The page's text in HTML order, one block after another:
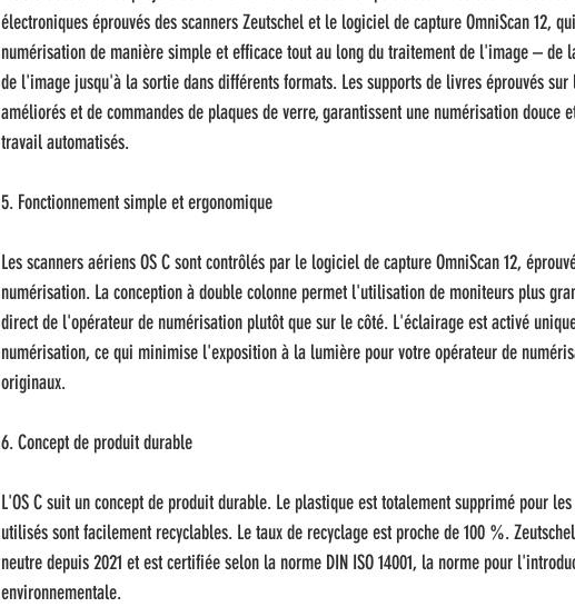
électroniques éprouvés des scanners Zeutschel et le logiciel de capture OmniScan 12,
numérisation de manière simple et efficace tout au long du traitement de l'image –
de l'image jusqu'à la sortie dans différents formats. Les supports de livres éprouvés
améliorés et de commandes de plaques de verre, garantissent une numérisation douce
travail automatisés.
5. Fonctionnement simple et ergonomique
Les scanners aériens OS C sont contrôlés par le logiciel de capture OmniScan 12,
numérisation. La conception à double colonne permet l'utilisation de moniteurs plus
direct de l'opérateur de numérisation plutôt que sur le côté. L'éclairage est activé
numérisation, ce qui minimise l'exposition à la lumière pour votre opérateur de
originaux.
6. Concept de produit durable
L'OS C suit un concept de produit durable. Le plastique est totalement supprimé pour
utilisés sont facilement recyclables. Le taux de recyclage est proche de 100 %.
neutre depuis 2021 et est certifiée selon la norme DIN ISO 14001, la norme pour
environnementale.